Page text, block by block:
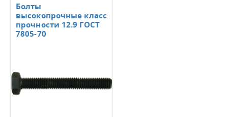
Болты
высокопрочные класс
прочности 12.9 ГОСТ
7805-70